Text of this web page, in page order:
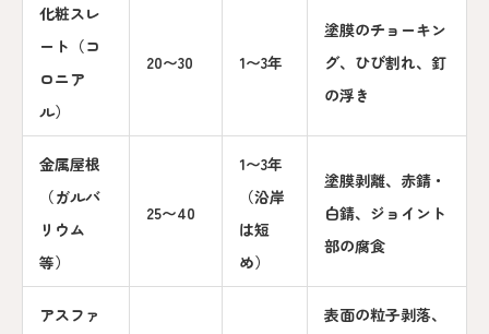
化粧スレ
ート（コ
ロニア
ル）
20〜30 1〜3年
塗膜のチョーキン
グ、ひび割れ、釘
の浮き
金属屋根
（ガルバ
リウム
等）
25〜40
1〜3年
（沿岸
は短
め）
塗膜剥離、赤錆・
白錆、ジョイント
部の腐食
アスファ
表面の粒子剥落、